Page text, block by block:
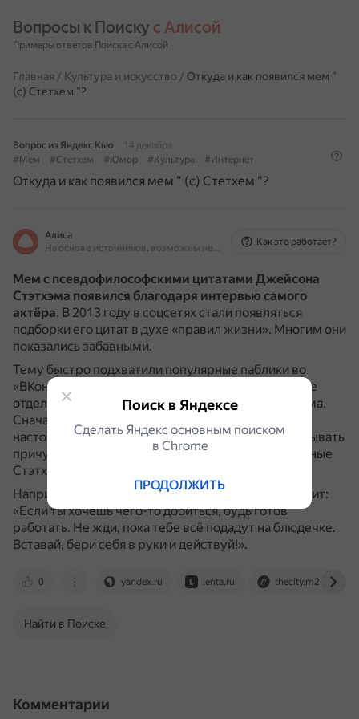
Вопросы к Поиску с Алисой
Примеры ответов Поиска с Алисой
Главная / Культура и искусство / Откуда и как появился мем ”
(с) Стетхем ”?
Вопрос из Яндекс Кью
14 декабря
#Мем
#Стетхем #Юмор #Культура #Интернет
Откуда и как появился мем ” (с) Стетхем ”?
Алиса
На основе источников, возможны неточности
Как это работает?
Мем с псевдофилософскими цитатами Джейсона
Стэтхэма появился благодаря интервью самого
актёра. В 2013 году в соцсетях стали появляться
подборки его цитат в духе «правил жизни». Многим они
показались забавными.
Тему быстро подхватили популярные паблики во
«ВКонтакте», из-за которых позже появились даже
отдельные группы с фейковыми цитатами Стэтхэма.
Сначала пользователи использовали в мемах
настоящие цитаты актёра, а затем начали придумывать
причудливые фразы, которые выдавали за сказанные
Стэтхэмом.
Например, один из самых популярных мемов гласит:
«Если ты хочешь чего-то добиться, будь готов
работать. Не жди, пока тебе всё подадут на блюдечке.
Вставай, бери себя в руки и действуй!».
0 yandex.ru lenta.ru thecity.m24.ru
Найти в Поиске
Комментарии
Поиск в Яндексе
Сделать Яндекс основным поиском
в Сhrome
ПРОДОЛЖИТЬ